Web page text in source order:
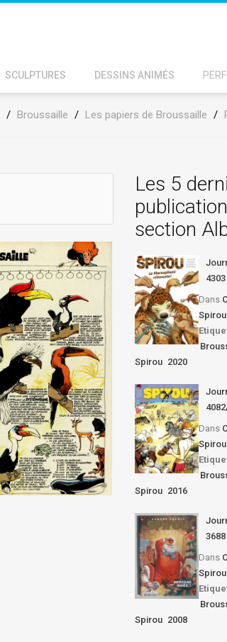
SCULPTURES DESSINS ANIMÉS
/ Broussaille / Les papiers de Broussaille /
Les 5
section
4303
Dans
Spirou
Spirou 2020
Dans
Spirou
Spirou 2016
3688
Dans
Spirou
Spirou 2008